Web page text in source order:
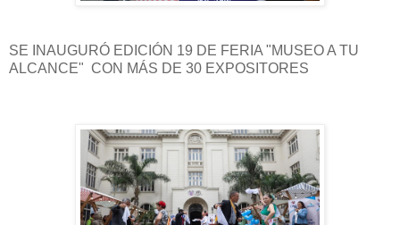
SE INAUGURÓ EDICIÓN 19 DE FERIA "MUSEO A TU
ALCANCE" CON MÁS DE 30 EXPOSITORES